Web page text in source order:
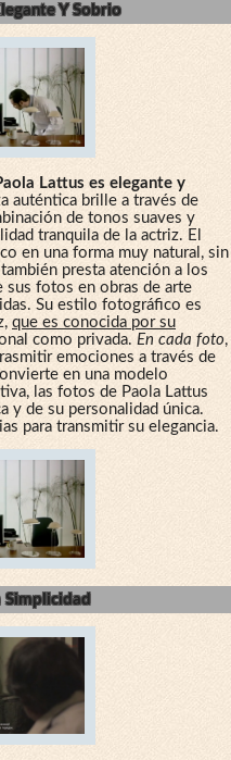
Y Sobrio
Lattus es elegante y
auténtica brille a través de
de tonos suaves y
tranquila de la actriz. El
en una forma muy natural, sin
presta atención a los
fotos en obras de arte
Su estilo fotográfico es
que es conocida por su
como privada. En cada foto,
emociones a través de
en una modelo
las fotos de Paola Lattus
y de su personalidad única.
para transmitir su elegancia.
Simplicidad